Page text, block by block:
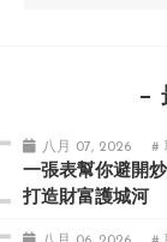
八月 07, 2026 #
一張表幫你避開
打造財富護城河